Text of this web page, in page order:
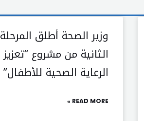
وزير الصحة أطلق المرحلة
الثانية من مشروع “تعزيز
الرعاية الصحية للأطفال”
READ MORE »